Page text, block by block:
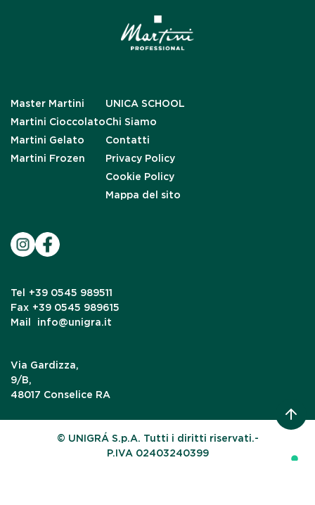
Master Martini
Martini Cioccolato
Martini Gelato
Martini Frozen
UNICA SCHOOL
Chi Siamo
Contatti
Privacy Policy
Cookie Policy
Mappa del sito
Tel
+39 0545 989511
Fax +39 0545 989615
Mail
info@unigra.it
Via Gardizza,
9/B,
48017 Conselice RA
© UNIGRÁ S.p.A. Tutti i diritti riservati.-
P.IVA 02403240399